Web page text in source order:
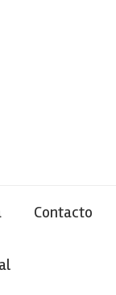
Contacto